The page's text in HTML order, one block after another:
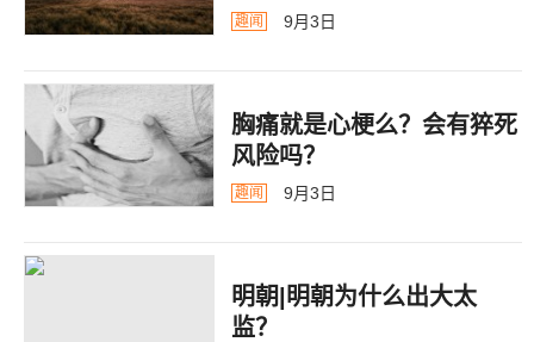
告
趣闻 9月3日
胸痛就是心梗么？会有猝死
风险吗？
趣闻 9月3日
明朝|明朝为什么出大太
监？ ​​​